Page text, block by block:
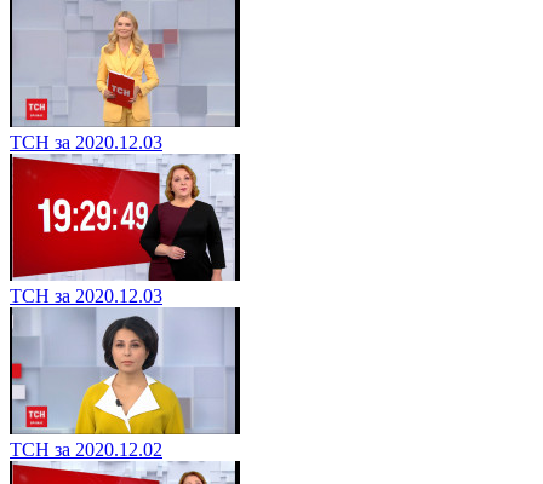
ТСН за 2020.12.03
ТСН за 2020.12.03
ТСН за 2020.12.02